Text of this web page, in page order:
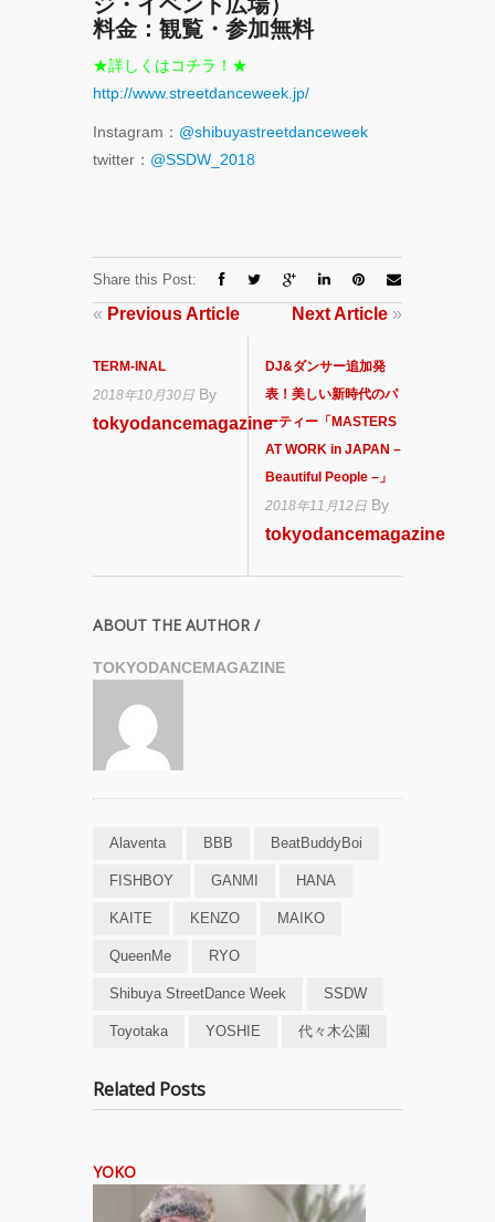
料金：観覧・参加無料
★詳しくはコチラ！★
http://www.streetdanceweek.jp/
Instagram： @shibuyastreetdanceweek
twitter： @SSDW_2018
Share this Post:
« Previous Article
TERM-INAL
2018年10月30日 By
tokyodancemagazine
Next Article »
DJ&ダンサー追加発
表！美しい新時代のパ
ーティー「MASTERS
AT WORK in JAPAN –
Beautiful People –」
2018年11月12日 By
tokyodancemagazine
ABOUT THE AUTHOR /
TOKYODANCEMAGAZINE
Alaventa BBB BeatBuddyBoi
FISHBOY GANMI HANA
KAITE KENZO MAIKO
QueenMe RYO
Shibuya StreetDance Week SSDW
Toyotaka YOSHIE 代々木公園
Related Posts
YOKO